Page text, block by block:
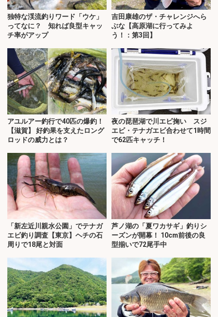
独特な渓流釣りワード「ウケ」
ってなに？ 知れば良型キャッ
チ率がアップ
吉田康雄のザ・チャレンジへら
ぶな【高原湖に行ってみよ
う！：第3回】
アユルアー釣行で40匹の爆釣！
【滋賀】 好釣果を支えたロング
ロッドの威力とは？
夜の琵琶湖で川エビ掬い スジ
エビ・テナガエビ合わせて1時間
で62匹キャッチ！
「新左近川親水公園」でテナガ
エビ釣り調査【東京】ヘチの石
周りで18尾と対面
芦ノ湖の「夏ワカサギ」釣りシ
ーズンが開幕！ 10cm前後の良
型揃いで72尾手中